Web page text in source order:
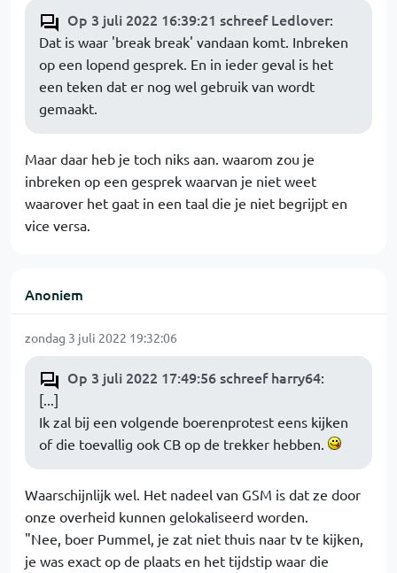
Op 3 juli 2022 16:39:21 schreef Ledlover:
Dat is waar 'break break' vandaan komt. Inbreken
op een lopend gesprek. En in ieder geval is het
een teken dat er nog wel gebruik van wordt
gemaakt.
Maar daar heb je toch niks aan. waarom zou je
inbreken op een gesprek waarvan je niet weet
waarover het gaat in een taal die je niet begrijpt en
vice versa.
Anoniem
zondag 3 juli 2022 19:32:06
Op 3 juli 2022 17:49:56 schreef harry64:
[...]
Ik zal bij een volgende boerenprotest eens kijken
of die toevallig ook CB op de trekker hebben.
Waarschijnlijk wel. Het nadeel van GSM is dat ze door
onze overheid kunnen gelokaliseerd worden.
"Nee, boer Pummel, je zat niet thuis naar tv te kijken,
je was exact op de plaats en het tijdstip waar die